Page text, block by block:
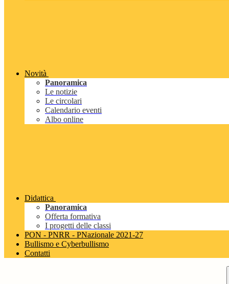
Novità
Panoramica
Le notizie
Le circolari
Calendario eventi
Albo online
Didattica
Panoramica
Offerta formativa
I progetti delle classi
PON - PNRR - PNazionale 2021-27
Bullismo e Cyberbullismo
Contatti